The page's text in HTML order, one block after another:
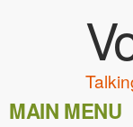
MAIN MENU